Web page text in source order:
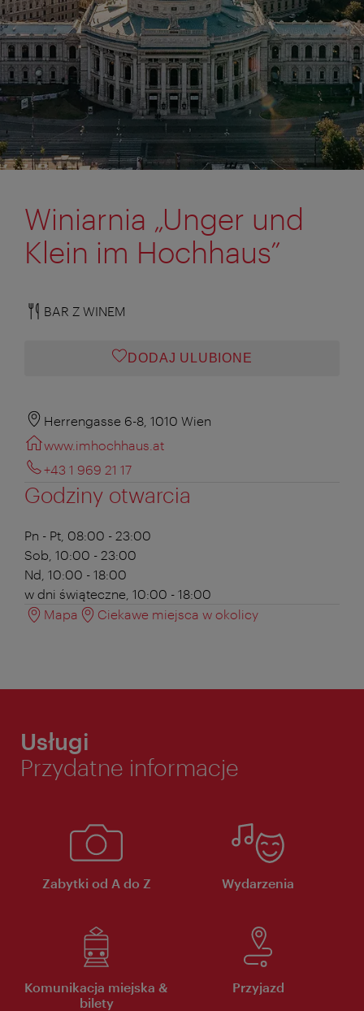
Winiarnia „Unger und
Klein im Hochhaus”
BAR Z WINEM
DODAJ ULUBIONE
Herrengasse 6-8, 1010 Wien
www.imhochhaus.at
+43 1 969 21 17
Godziny otwarcia
Pn - Pt, 08:00 - 23:00
Sob, 10:00 - 23:00
Nd, 10:00 - 18:00
w dni świąteczne, 10:00 - 18:00
Mapa
Ciekawe miejsca w okolicy
Usługi
Przydatne informacje
Zabytki od A do Z Wydarzenia
Komunikacja miejska &
bilety
Przyjazd